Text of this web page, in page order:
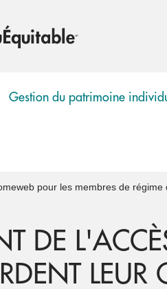
Gestion du patrimoine
pour les membres de
DE
LEUR